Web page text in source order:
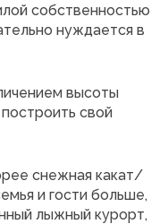
собственностью
нуждается в
высоты
свой
снежная какат/
и гости больше,
лыжный курорт,